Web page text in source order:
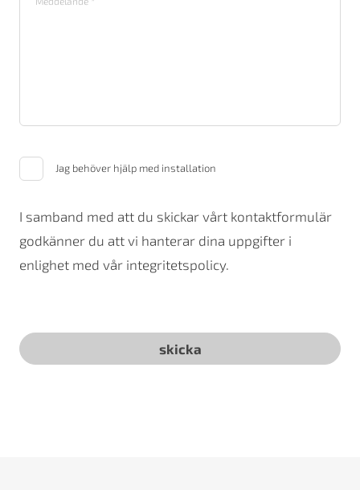
Jag behöver hjälp med installation
I samband med att du skickar vårt kontaktformulär
godkänner du att vi hanterar dina uppgifter i
enlighet med vår integritetspolicy.